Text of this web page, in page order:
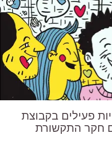
פעילים בקבוצת
חקר התקשורת